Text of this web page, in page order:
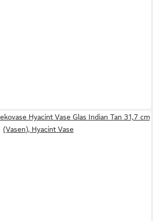
Hyacint Vase Glas Indian Tan 31,7 cm
(Vasen), Hyacint Vase